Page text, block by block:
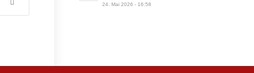
24. Mai 2026 - 16:58